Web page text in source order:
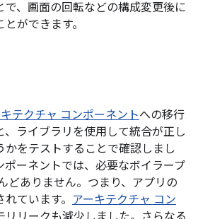
で、画面の回転などの構成変更後に
ができます。
テクチャ コンポーネントへの移行
ライブラリを使用して統合が正し
かをテストすることで確認しまし
ポーネントでは、必要なボイラープ
どありません。つまり、アプリの
ています。 アーキテクチャ コン